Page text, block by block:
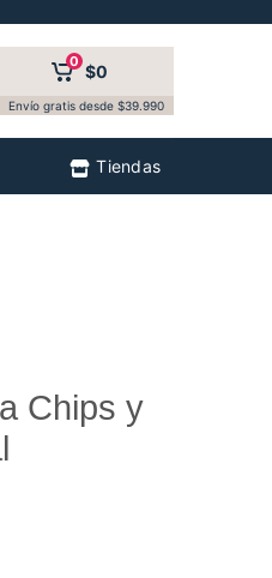
0 $0
Envío gratis desde $39.990
Tiendas
Chips y